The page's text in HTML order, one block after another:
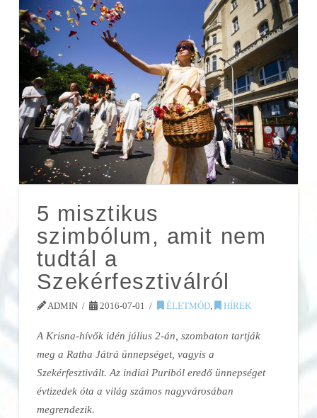
5 misztikus
szimbólum, amit nem
tudtál a
Szekérfesztiválról
ADMIN 2016-07-01 ÉLETMÓD, HÍREK
A Krisna-hívők idén július 2-án, szombaton tartják
meg a Ratha Játrá ünnepséget, vagyis a
Szekérfesztivált. Az indiai Puriból eredő ünnepséget
évtizedek óta a világ számos nagyvárosában
megrendezik.